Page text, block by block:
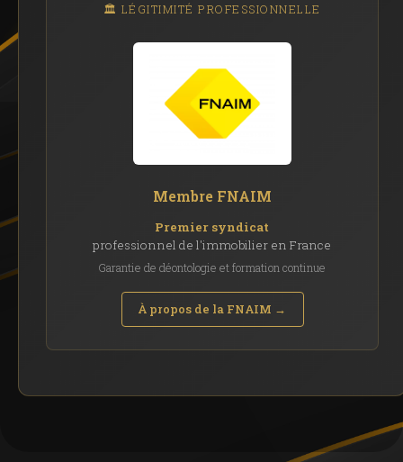
🏛️ LÉGITIMITÉ PROFESSIONNELLE
Membre FNAIM
Premier syndicat
professionnel de l'immobilier en France
Garantie de déontologie et formation continue
À propos de la FNAIM →